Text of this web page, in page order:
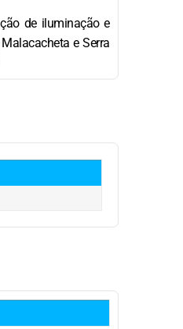
de iluminação e
e Serra